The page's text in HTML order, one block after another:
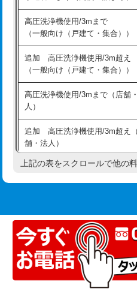
追加人工
廃棄・処分
※給水管工事は20mmまでの価
持込商品取付（混合水栓）
持込商品取付（浄水器・分岐水
業）
排水管工事（追加 排水管工事/
え）
マス交換（土の掘削・埋め戻し
マス交換（深さ50㎝以上）
コンクリート斫り（厚さ10㎝ま
コンクリート斫り（厚さ10㎝超
高圧洗浄機使用/3mまで
（一般向け（戸建て・集合））
追加 高圧洗浄機使用/3m超え
（一般向け（戸建て・集合））
高圧洗浄機使用/3mまで（店舗
人）
追加 高圧洗浄機使用/3m超え
舗・法人）
高度高圧洗浄換
トーラー機使用/3mまで
追加トーラー機使用/3m超え
カメラ調査
上記の表をスクロールで他の